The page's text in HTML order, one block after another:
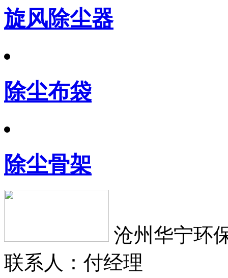
旋风除尘器
除尘布袋
除尘骨架
沧州华宁环
联系人：付经理